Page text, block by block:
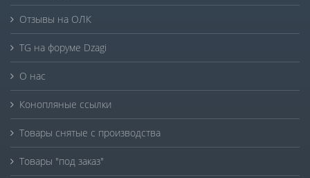
Отзывы на ОЛК
TG на форуме Dzagi
О нас
Конопляные ссылки
Товары снятые с производства
Товары "под заказ"